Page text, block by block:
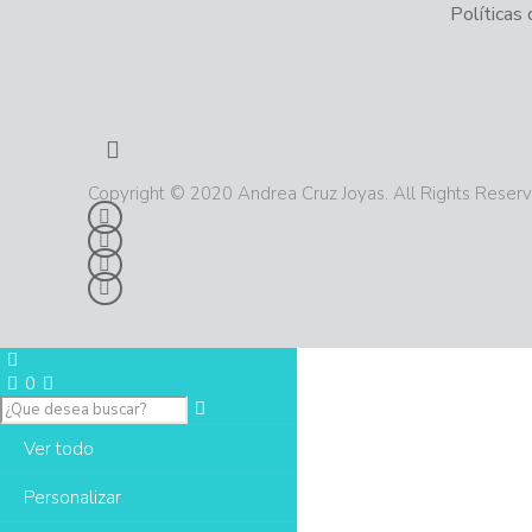
Políticas
Copyright © 2020 Andrea Cruz Joyas. All Rights
0
Ver todo
Personalizar